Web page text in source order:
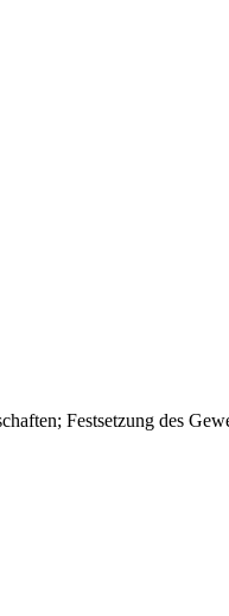
Festsetzung des